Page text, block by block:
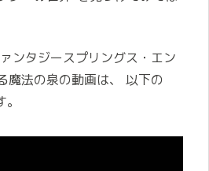
ンタジースプリングス・エン
魔法の泉の動画は、 以下の